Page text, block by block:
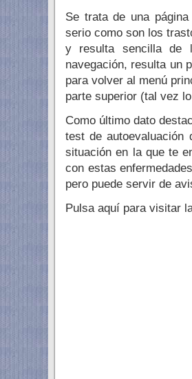
Se trata de una
serio como son los
y resulta sencilla de
navegación, resulta un
para volver al menú
parte superior (tal vez
Como último dato
test de autoevaluación
situación en la que te
con estas
pero puede servir de
Pulsa aquí para visitar